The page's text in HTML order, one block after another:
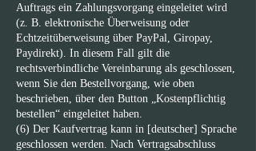
Auftrags ein Zahlungsvorgang eingeleitet wird
(z. B. elektronische Überweisung oder
Echtzeitüberweisung über PayPal, Giropay,
Paydirekt). In diesem Fall gilt die
rechtsverbindliche Vereinbarung als geschlossen,
wenn Sie den Bestellvorgang, wie oben
beschrieben, über den Button „Kostenpflichtig
bestellen“ eingeleitet haben.
(6) Der Kaufvertrag kann in [deutscher] Sprache
geschlossen werden. Nach Vertragsabschluss